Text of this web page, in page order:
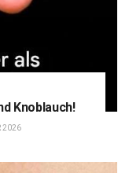
Knoblauch!
2026